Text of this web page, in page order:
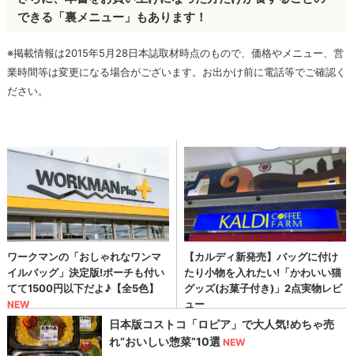
できる「裏メニュー」もあります！
※掲載情報は2015年5月28日本誌取材時点のもので、価格やメニュー、営
業時間等は変更になる場合がございます。お出かけ前に電話等でご確認く
ださい。